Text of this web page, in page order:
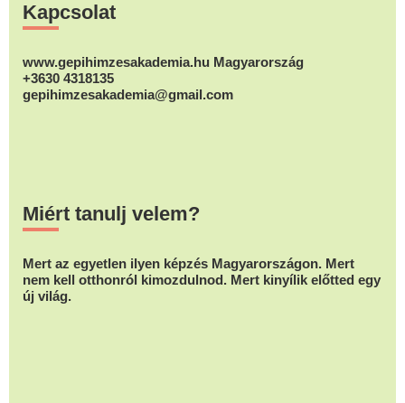
Kapcsolat
www.gepihimzesakademia.hu Magyarország
+3630 4318135
gepihimzesakademia@gmail.com
Miért tanulj velem?
Mert az egyetlen ilyen képzés Magyarországon. Mert
nem kell otthonról kimozdulnod. Mert kinyílik előtted egy
új világ.